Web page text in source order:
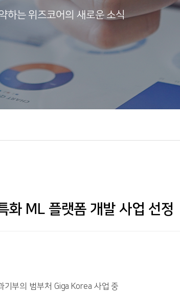
하는 위즈코어의 새로운 소식
화 ML 플랫폼 개발 사업 선정
기부의 범부처 Giga Korea 사업 중